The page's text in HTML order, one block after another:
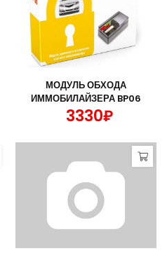
МОДУЛЬ ОБХОДА
ИММОБИЛАЙЗЕРА BP06
3330₽